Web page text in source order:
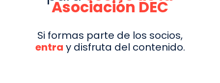
Asociación DEC
Si formas parte de los socios,
entra y disfruta del contenido.